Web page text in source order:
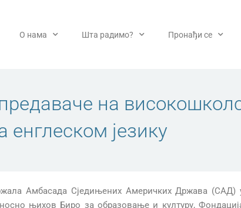
О нама Шта радимо? Пронађи се
на
језику
Амбасада Сједињених Америчких Држава (САД)
њихов Биро за образовање и културу,